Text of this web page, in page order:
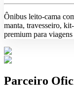
Ônibus leito-cama
manta, travesseiro,
premium para viagens
Parceiro